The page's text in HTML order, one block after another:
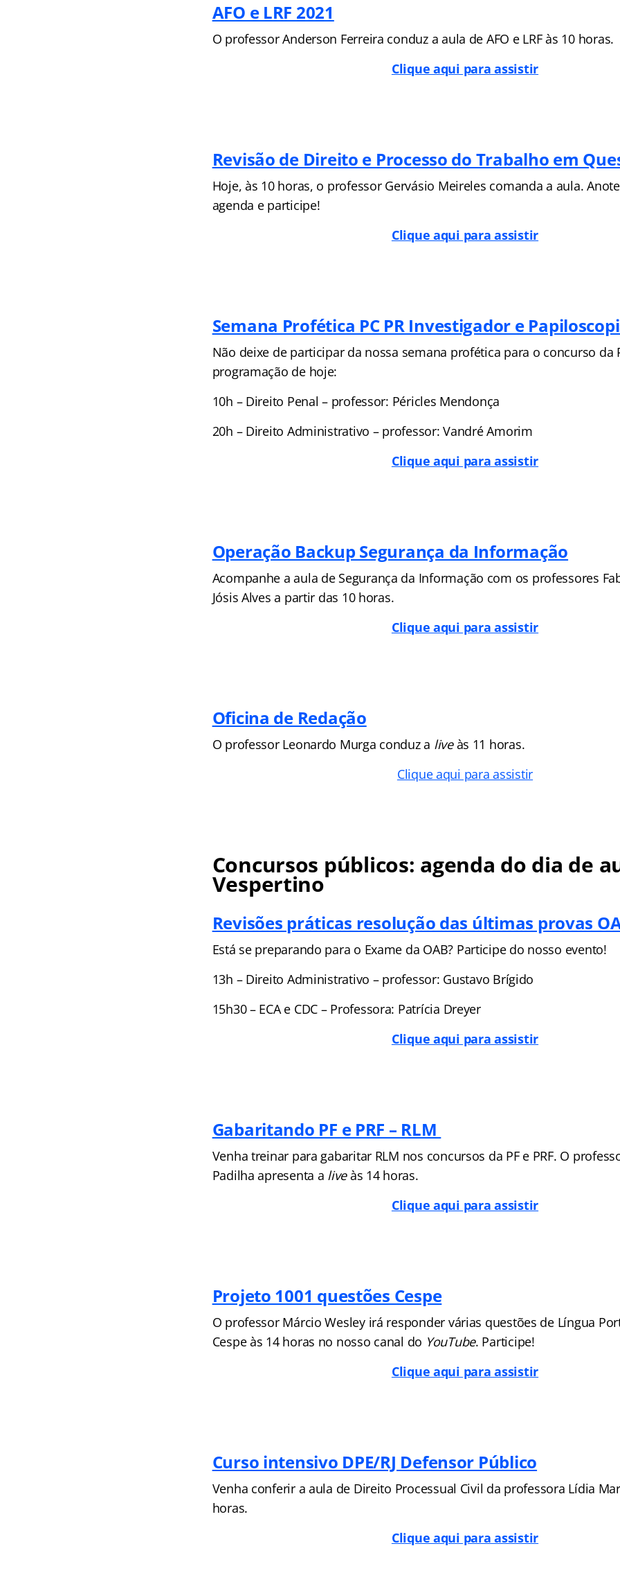
AFO e LRF 2021
O professor Anderson Ferreira conduz a aula de AFO e LRF às 10 horas.
Clique aqui para assistir
Revisão de Direito e Processo do Trabalho em
Hoje, às 10 horas, o professor Gervásio Meireles comanda a aula.
agenda e participe!
Clique aqui para assistir
Semana Profética PC PR Investigador e
Não deixe de participar da nossa semana profética para o concurso da
programação de hoje:
10h – Direito Penal – professor: Péricles Mendonça
20h – Direito Administrativo – professor: Vandré Amorim
Clique aqui para assistir
Operação Backup Segurança da Informação
Acompanhe a aula de Segurança da Informação com os professores
Jósis Alves a partir das 10 horas.
Clique aqui para assistir
Oficina de Redação
O professor Leonardo Murga conduz a liveàs 11 horas.
Clique aqui para assistir
Concursos públicos: agenda do dia de
Vespertino
Revisões práticas resolução das últimas provas
Está se preparando para o Exame da OAB? Participe do nosso evento!
13h – Direito Administrativo – professor: Gustavo Brígido
15h30 – ECA e CDC – Professora: Patrícia Dreyer
Clique aqui para assistir
Gabaritando PF e PRF – RLM
Venha treinar para gabaritar RLM nos concursos da PF e PRF. O
Padilha apresenta a liveàs 14 horas.
Clique aqui para assistir
Projeto 1001 questões Cespe
O professor Márcio Wesley irá responder várias questões de Língua
Cespe às 14 horas no nosso canal do YouTube. Participe!
Clique aqui para assistir
Curso intensivo DPE/RJ Defensor Público
Venha conferir a aula de Direito Processual Civil da professora Lídia
horas.
Clique aqui para assistir